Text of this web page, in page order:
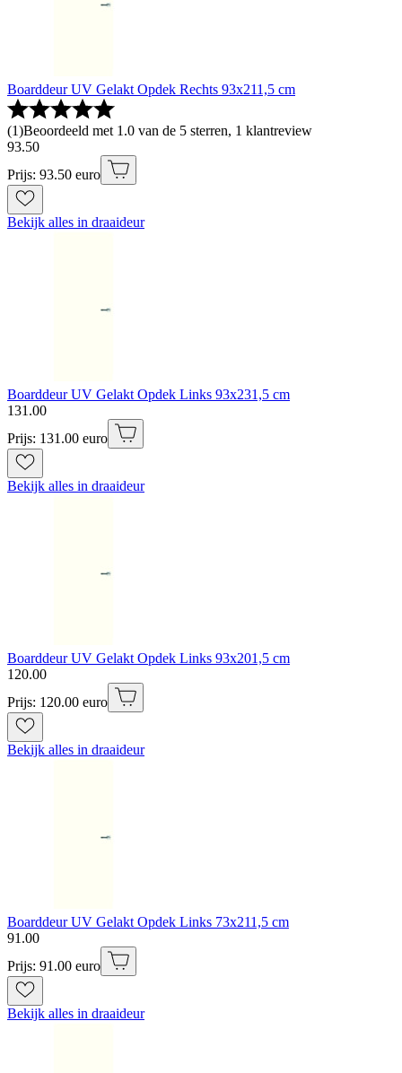
Boarddeur UV Gelakt Opdek Rechts 93x211,5 cm
(1)Beoordeeld met 1.0 van de 5 sterren, 1 klantreview
93.50
Prijs: 93.50 euro
Bekijk alles in draaideur
Boarddeur UV Gelakt Opdek Links 93x231,5 cm
131 .00
Prijs: 131.00 euro
Bekijk alles in draaideur
Boarddeur UV Gelakt Opdek Links 93x201,5 cm
120.00
Prijs: 120.00 euro
Bekijk alles in draaideur
Boarddeur UV Gelakt Opdek Links 73x211,5 cm
91 .00
Prijs: 91.00 euro
Bekijk alles in draaideur